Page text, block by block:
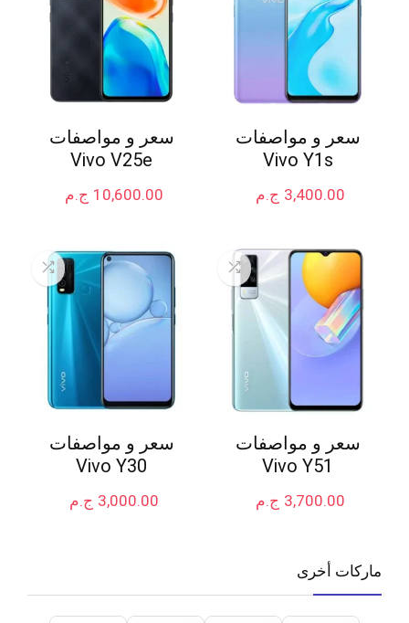
سعر و مواصفات
Vivo Y1s
ج.م 3,400.00
سعر و مواصفات
Vivo V25e
ج.م 10,600.00
سعر و مواصفات
Vivo Y51
ج.م 3,700.00
سعر و مواصفات
Vivo Y30
ج.م 3,000.00
ماركات أخرى